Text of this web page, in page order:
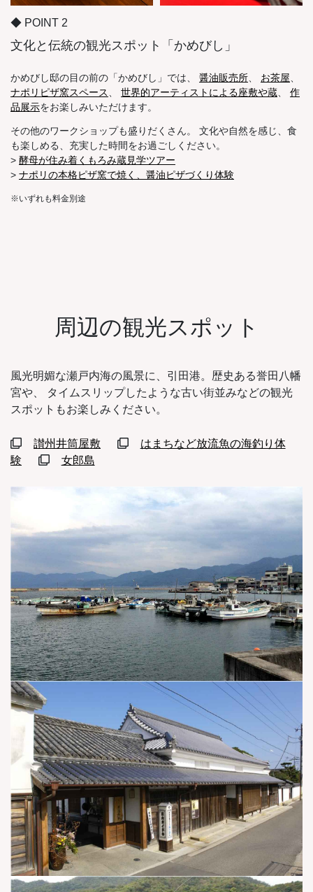
◆ POINT 2
文化と伝統の観光スポット「かめびし」
かめびし邸の目の前の「かめびし」では、 醤油販売所 お茶屋
ナポリピザ窯スペース
世界的アーティストによる座敷や蔵
作
品展示をお楽しみいただけます。
その他のワークショップも盛りだくさん。 文化や自然を感じ、食
も楽しめる、充実した時間をお過ごしください。
> 酵母が住み着くもろみ蔵見学ツアー
> ナポリの本格ピザ窯で焼く、醤油ピザづくり体験
※いずれも料金別途
周辺の観光スポット
風光明媚な瀬戸内海の風景に、引田港。歴史ある誉田八幡
宮や、 タイムスリップしたような古い街並みなどの観光
スポットもお楽しみください。
讃州井筒屋敷
はまちなど放流魚の海釣り体
験
女郎島